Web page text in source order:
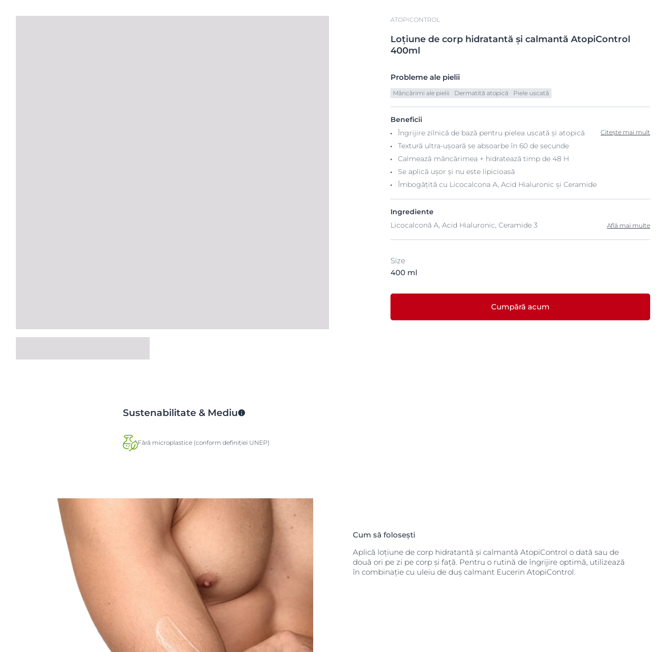
ATOPICONTROL
Loțiune de corp hidratantă și calmantă AtopiControl
400ml
Probleme ale pielii
Mâncărimi ale pielii Dermatită atopică Piele uscată
Beneficii
Îngrijire zilnică de bază pentru pielea uscată și atopică
Textură ultra-ușoară se absoarbe în 60 de secunde
Calmează mâncărimea + hidratează timp de 48 H
Se aplică ușor și nu este lipicioasă
Îmbogățită cu Licocalcona A, Acid Hialuronic și Ceramide
Citește mai mult
Ingrediente
Licocalconă A, Acid Hialuronic, Ceramide 3
Află mai multe
Size
400 ml
Cumpără acum
Sustenabilitate & Mediu
Fără microplastice (conform definiției UNEP)
Cum să folosești
Aplică loțiune de corp hidratantă și calmantă AtopiControl o dată sau de
două ori pe zi pe corp și față. Pentru o rutină de îngrijire optimă, utilizează
în combinație cu uleiu de duș calmant Eucerin AtopiControl.